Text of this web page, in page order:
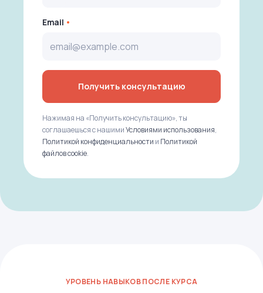
Email
Получить консультацию
Нажимая на «Получить консультацию», ты
соглашаешься с нашимиУсловиями использования,
Политикой конфиденциальности и Политикой
файлов cookie.
УРОВЕНЬ НАВЫКОВ ПОСЛЕ КУРСА